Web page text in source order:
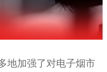
地加强了对电子烟市